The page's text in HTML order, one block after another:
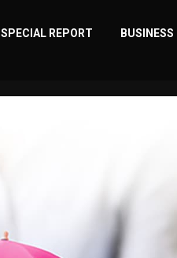
SPECIAL REPORT BUSINESS